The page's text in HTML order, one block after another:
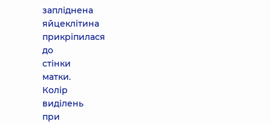
запліднена
яйцеклітина
прикріпилася
до
стінки
матки.
Колір
виділень
при